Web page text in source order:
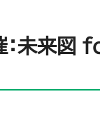
：未来図